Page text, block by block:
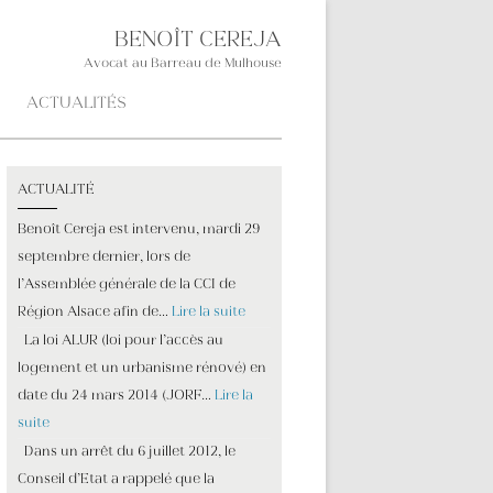
BENOÎT CEREJA
Avocat au Barreau de Mulhouse
ACTUALITÉS
ACTUALITÉ
Benoît Cereja est intervenu, mardi 29
septembre dernier, lors de
l’Assemblée générale de la CCI de
Région Alsace afin de… Lire la suite
La loi ALUR (loi pour l’accès au
logement et un urbanisme rénové) en
date du 24 mars 2014 (JORF… Lire la
suite
Dans un arrêt du 6 juillet 2012, le
Conseil d’Etat a rappelé que la